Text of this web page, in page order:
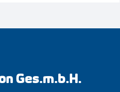
Ges.m.b.H.